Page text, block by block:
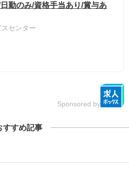
勤のみ/資格手当あり/賞与あ
センター
Sponsored by
すすめ記事